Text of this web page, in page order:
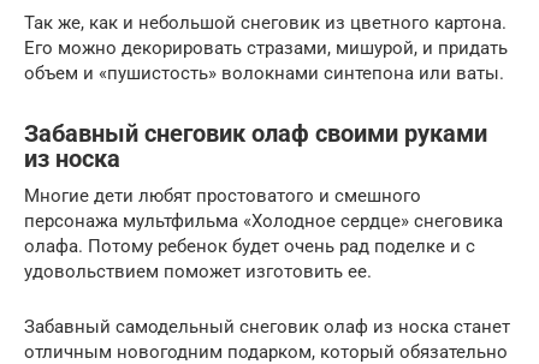
Так же, как и небольшой снеговик из цветного картона.
Его можно декорировать стразами, мишурой, и придать
объем и «пушистость» волокнами синтепона или ваты.
Забавный снеговик олаф своими руками
из носка
Многие дети любят простоватого и смешного
персонажа мультфильма «Холодное сердце» снеговика
олафа. Потому ребенок будет очень рад поделке и с
удовольствием поможет изготовить ее.
Забавный самодельный снеговик олаф из носка станет
отличным новогодним подарком, который обязательно